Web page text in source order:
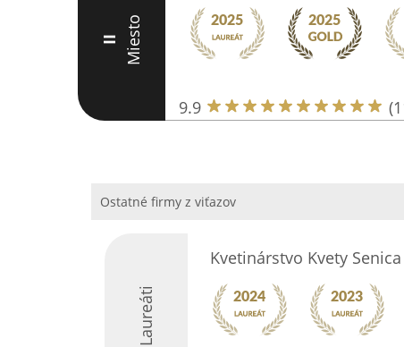
II Miesto
9.9
Ostatné firmy z viťazov
Laureáti
Kvetinárstvo Kvety Senica